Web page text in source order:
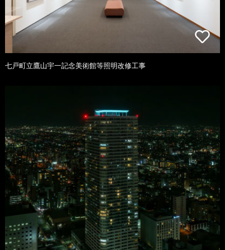
七戸町立鷹山宇一記念美術館等照明改修工事